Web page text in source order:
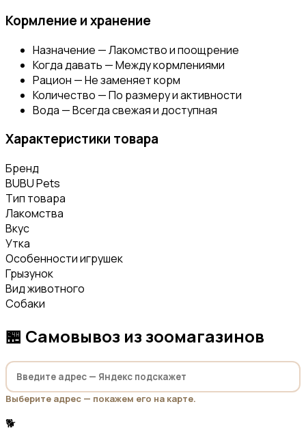
Кормление и хранение
Назначение — Лакомство и поощрение
Когда давать — Между кормлениями
Рацион — Не заменяет корм
Количество — По размеру и активности
Вода — Всегда свежая и доступная
Характеристики товара
Бренд
BUBU Pets
Тип товара
Лакомства
Вкус
Утка
Особенности игрушек
Грызунок
Вид животного
Собаки
🏪 Самовывоз из зоомагазинов
Выберите адрес — покажем его на карте.
🐕